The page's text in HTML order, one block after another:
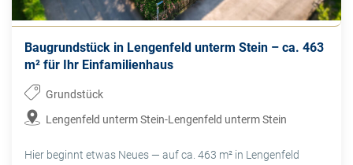
Baugrundstück in Lengenfeld unterm Stein – ca. 463
m² für Ihr Einfamilienhaus
Grundstück
Lengenfeld unterm Stein-Lengenfeld unterm Stein
Hier beginnt etwas Neues — auf ca. 463 m² in Lengenfeld